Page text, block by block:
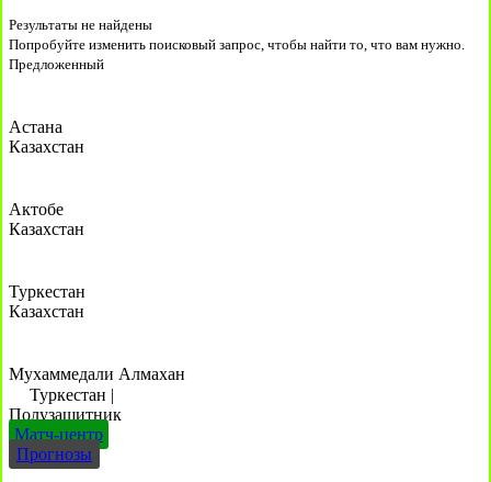
Результаты не найдены
Попробуйте изменить поисковый запрос, чтобы найти то, что вам нужно.
Предложенный
Астана
Казахстан
Актобе
Казахстан
Туркестан
Казахстан
Мухаммедали Алмахан
Туркестан |
Полузащитник
Матч-центр
Прогнозы